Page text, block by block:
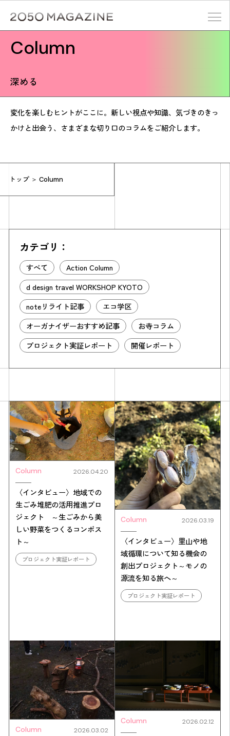
content
Simulation
CO₂削減効果を測る
Action list
アクションリスト
Column
トップ ＞ Column
深める
変化を楽しむヒントがここに。新しい視点や知識、気づきのきっ
かけと出会う、さまざまな切り口のコラムをご紹介します。
カテゴリ：
すべて
Action Column
d design travel WORKSHOP KYOTO
noteリライト記事
エコ学区
オーガナイザーおすすめ記事
お寺コラム
プロジェクト実証レポート
開催レポート
Column 2026.04.20
〈インタビュー〉地域での
生ごみ堆肥の活用推進プロ
ジェクト ～生ごみから美
しい野菜をつくるコンポス
ト～
プロジェクト実証レポート
Column 2026.03.19
〈インタビュー〉里山や地
域循環について知る機会の
創出プロジェクト～モノの
源流を知る旅へ～
プロジェクト実証レポート
Column 2026.03.02
Column 2026.02.12